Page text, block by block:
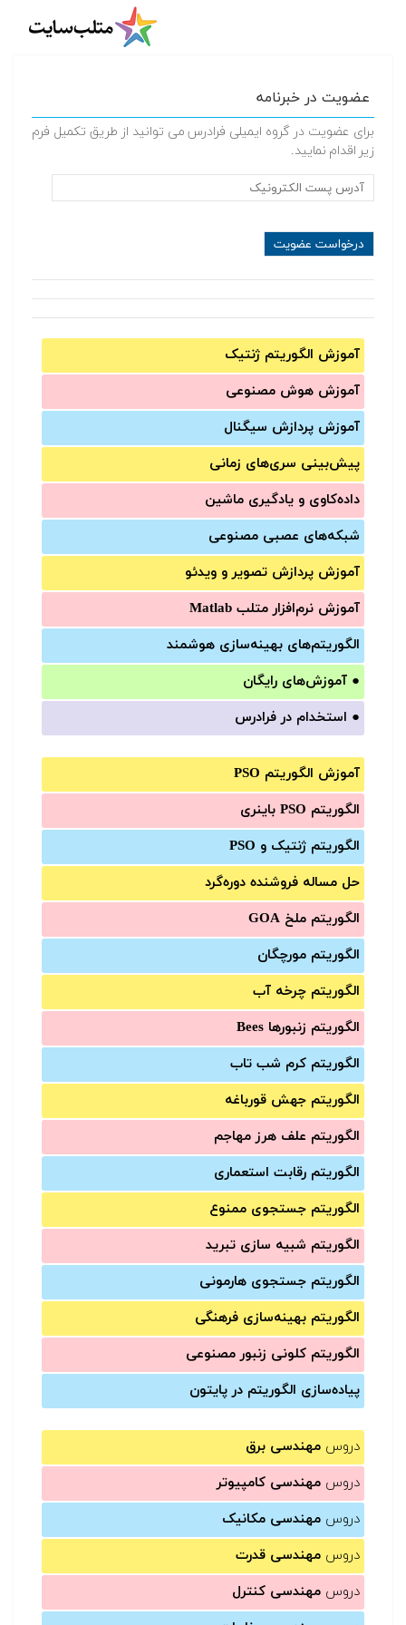
عضویت در خبرنامه
برای عضویت در گروه ایمیلی فرادرس می توانید از طریق تکمیل فرم
زیر اقدام نمایید.
آموزش الگوریتم ژنتیک
آموزش‌ هوش مصنوعی
آموزش‌ پردازش سیگنال
پیش‌‌بینی سری‌‌های زمانی
داده‌کاوی و یادگیری ماشین
شبکه‌های عصبی مصنوعی
آموزش‌ پردازش تصویر و ویدئو
آموزش‌ نرم‌افزار متلب Matlab
الگوریتم‌های بهینه‌سازی هوشمند
● آموزش‌های رایگان
● استخدام در فرادرس
آموزش الگوریتم PSO
الگوریتم PSO باینری
الگوریتم ژنتیک و PSO
حل مساله فروشنده دوره‌گرد
الگوریتم ملخ GOA
الگوریتم مورچگان
الگوریتم چرخه آب
الگوریتم زنبورها Bees
الگوریتم کرم شب تاب
الگوریتم جهش قورباغه
الگوریتم علف هرز مهاجم
الگوریتم رقابت استعماری
الگوریتم جستجوی ممنوع
الگوریتم شبیه سازی تبرید
الگوریتم جستجوی هارمونی
الگوریتم بهینه‌سازی فرهنگی
الگوریتم کلونی زنبور مصنوعی
پیاده‌سازی الگوریتم در پایتون
دروس مهندسی برق
دروس مهندسی کامپیوتر
دروس مهندسی مکانیک
دروس مهندسی قدرت
دروس مهندسی کنترل